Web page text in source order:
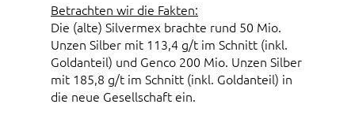
Betrachten wir die Fakten:
Die (alte) Silvermex brachte rund 50 Mio.
Unzen Silber mit 113,4 g/t im Schnitt (inkl.
Goldanteil) und Genco 200 Mio. Unzen Silber
mit 185,8 g/t im Schnitt (inkl. Goldanteil) in
die neue Gesellschaft ein.